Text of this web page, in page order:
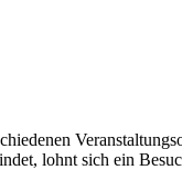
lohnt sich ein